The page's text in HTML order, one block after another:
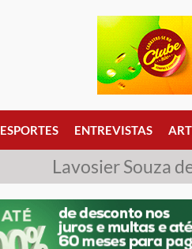
ESPORTES ENTREVISTAS
Lavosier Souza